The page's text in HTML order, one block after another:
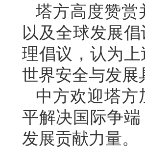
塔方高度赞赏
以及全球发展
理倡议，认为
世界安全与发展
中方欢迎塔方
平解决国际争
发展贡献力量。